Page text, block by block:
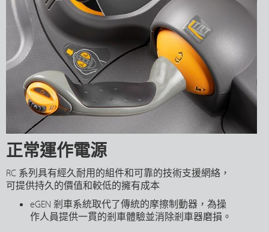
正常運作電源
RC 系列具有經久耐用的組件和可靠的技術支援網絡，
可提供持久的價值和較低的擁有成本
eGEN 剎車系統取代了傳統的摩擦制動器，為操
作人員提供一貫的剎車體驗並消除剎車器磨損。